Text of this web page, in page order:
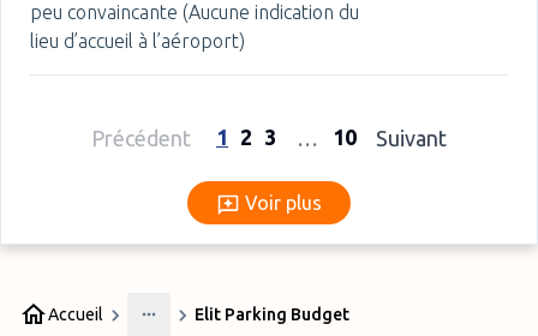
peu convaincante (Aucune indication du
lieu d’accueil à l’aéroport)
Précédent 1 2 3 … 10 Suivant
Voir plus
Voir plus
Accueil
More
Elit Parking Budget